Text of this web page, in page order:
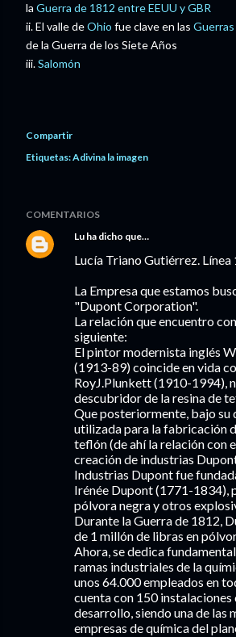
la Guerra de 1812 entre EEUU y GBR
ii. El valle deOhio fue clave en las
de la Guerra de los Siete Años
iii.Salomón
Compartir
Etiquetas:Adivina la imagen
COMENTARIOS
Lu ha dicho que…
Lucía Triano Gutiérrez. Línea
La Empresa que estamos
"Dupont Corporation".
La relación que encuentro
siguiente:
El pintor modernista inglés
(1913-89) coincide en vida
RoyJ.Plunkett (1910-1994),
descubridor de la resina de
Que posteriormente, bajo su
utilizada para la fabricación
teflón (de ahí la relación con
creación de industrias
Industrias Dupont fue
Irénée Dupont (1771-1834),
pólvora negra y otros
Durante la Guerra de 1812,
de 1 millón de libras en
Ahora, se dedica
ramas industriales de la
unos 64.000 empleados en
cuenta con 150
desarrollo, siendo una de las
empresas de química del